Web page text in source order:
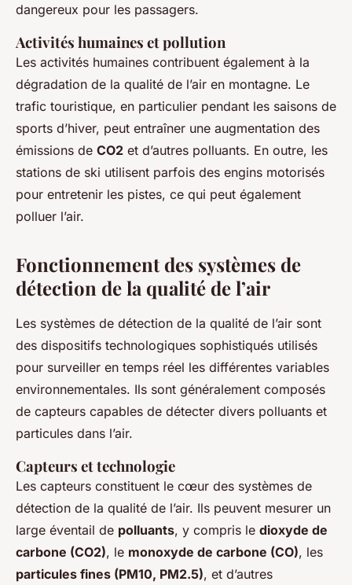
dangereux pour les passagers.
Activités humaines et pollution
Les activités humaines contribuent également à la
dégradation de la qualité de l’air en montagne. Le
trafic touristique, en particulier pendant les saisons de
sports d’hiver, peut entraîner une augmentation des
émissions de CO2 et d’autres polluants. En outre, les
stations de ski utilisent parfois des engins motorisés
pour entretenir les pistes, ce qui peut également
polluer l’air.
Fonctionnement des systèmes de
détection de la qualité de l’air
Les systèmes de détection de la qualité de l’air sont
des dispositifs technologiques sophistiqués utilisés
pour surveiller en temps réel les différentes variables
environnementales. Ils sont généralement composés
de capteurs capables de détecter divers polluants et
particules dans l’air.
Capteurs et technologie
Les capteurs constituent le cœur des systèmes de
détection de la qualité de l’air. Ils peuvent mesurer un
large éventail de polluants, y compris le dioxyde de
carbone (CO2), le monoxyde de carbone (CO), les
particules fines (PM10, PM2.5), et d’autres